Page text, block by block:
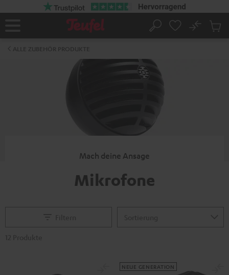
Startseite
Suche
No
Mach deine Ansage
Mikrofone
NEUE GENERATION